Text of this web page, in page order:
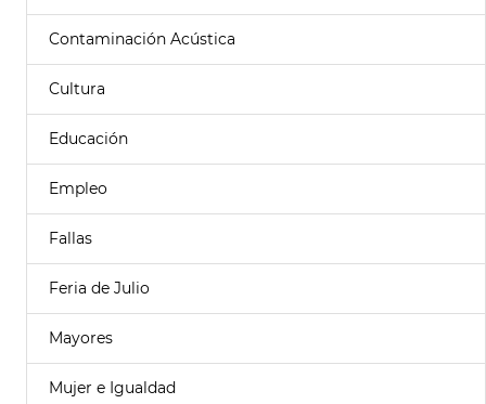
Contaminación Acústica
Cultura
Educación
Empleo
Fallas
Feria de Julio
Mayores
Mujer e Igualdad